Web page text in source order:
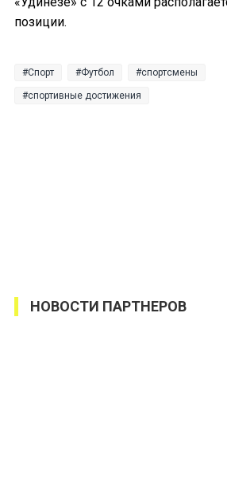
позиции.
Спорт Футбол спортсмены
спортивные достижения
НОВОСТИ ПАРТНЕРОВ